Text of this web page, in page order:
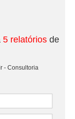
5 relatórios de
- Consultoria